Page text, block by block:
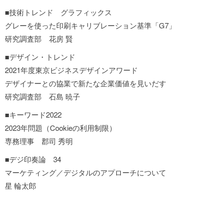
■技術トレンド グラフィックス
グレーを使った印刷キャリブレーション基準「G7」
研究調査部 花房 賢
■デザイン・トレンド
2021年度東京ビジネスデザインアワード
デザイナーとの協業で新たな企業価値を見いだす
研究調査部 石島 暁子
■キーワード2022
2023年問題（Cookieの利用制限）
専務理事 郡司 秀明
■デジ印奏論 34
マーケティング／デジタルのアプローチについて
星 輪太郎